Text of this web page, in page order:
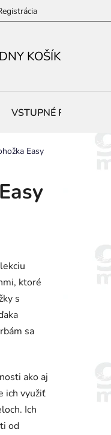
KOŠÍK
VSTUPNÉ ROHOŽE
Easy
ktoré
s
sa
ako aj
ich využiť
Ich
od